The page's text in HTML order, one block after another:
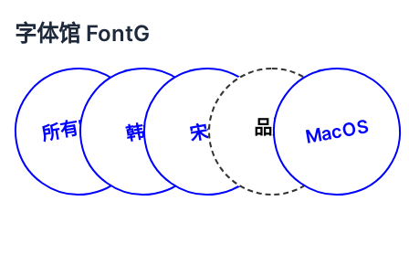
字体馆 FontG
所有字体 韩文 宋体 品牌 MacOS